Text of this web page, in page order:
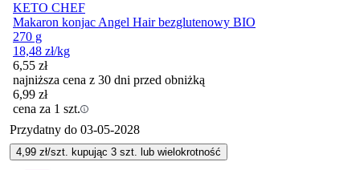
KETO CHEF
Makaron konjac Angel Hair bezglutenowy BIO
270 g
18,48 zł/kg
6,55 zł
najniższa cena z 30 dni przed obniżką
6,99 zł
cena za 1 szt.
Przydatny do 03-05-2028
4,99 zł/szt. kupując 3 szt. lub wielokrotność